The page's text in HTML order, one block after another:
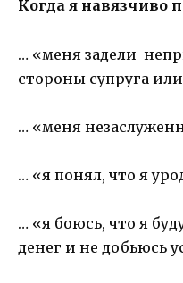
Когда я навязчиво
… «меня задели
стороны супруга
… «меня
… «я понял, что я
… «я боюсь, что я
денег и не добьюсь